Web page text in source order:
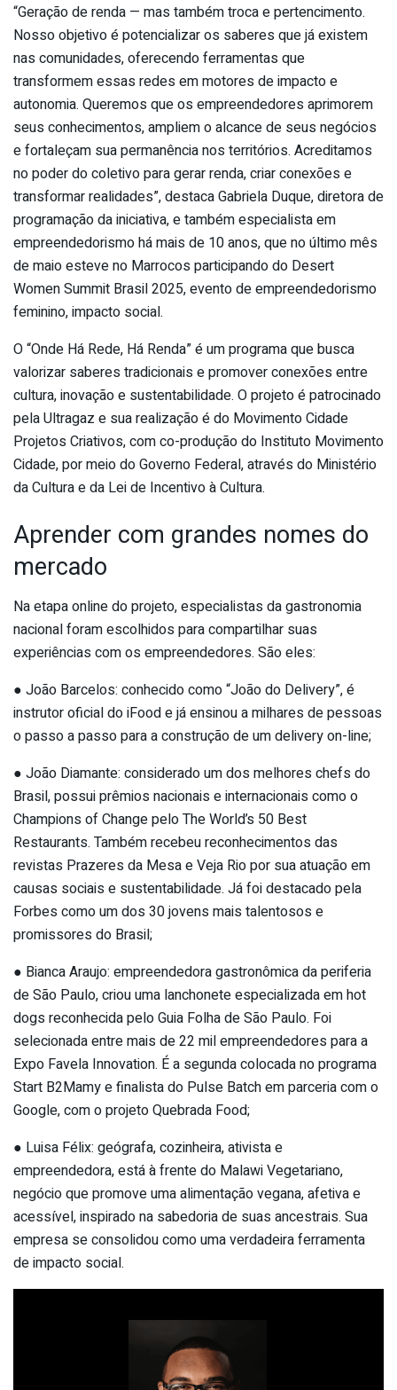
“Geração de renda — mas também troca e pertencimento.
Nosso objetivo é potencializar os saberes que já existem
nas comunidades, oferecendo ferramentas que
transformem essas redes em motores de impacto e
autonomia. Queremos que os empreendedores aprimorem
seus conhecimentos, ampliem o alcance de seus negócios
e fortaleçam sua permanência nos territórios. Acreditamos
no poder do coletivo para gerar renda, criar conexões e
transformar realidades”, destaca Gabriela Duque, diretora de
programação da iniciativa, e também especialista em
empreendedorismo há mais de 10 anos, que no último mês
de maio esteve no Marrocos participando do Desert
Women Summit Brasil 2025, evento de empreendedorismo
feminino, impacto social.
O “Onde Há Rede, Há Renda” é um programa que busca
valorizar saberes tradicionais e promover conexões entre
cultura, inovação e sustentabilidade. O projeto é patrocinado
pela Ultragaz e sua realização é do Movimento Cidade
Projetos Criativos, com co-produção do Instituto Movimento
Cidade, por meio do Governo Federal, através do Ministério
da Cultura e da Lei de Incentivo à Cultura.
Aprender com grandes nomes do
mercado
Na etapa online do projeto, especialistas da gastronomia
nacional foram escolhidos para compartilhar suas
experiências com os empreendedores. São eles:
● João Barcelos: conhecido como “João do Delivery”, é
instrutor oficial do iFood e já ensinou a milhares de pessoas
o passo a passo para a construção de um delivery on-line;
● João Diamante: considerado um dos melhores chefs do
Brasil, possui prêmios nacionais e internacionais como o
Champions of Change pelo The World’s 50 Best
Restaurants. Também recebeu reconhecimentos das
revistas Prazeres da Mesa e Veja Rio por sua atuação em
causas sociais e sustentabilidade. Já foi destacado pela
Forbes como um dos 30 jovens mais talentosos e
promissores do Brasil;
● Bianca Araujo: empreendedora gastronômica da periferia
de São Paulo, criou uma lanchonete especializada em hot
dogs reconhecida pelo Guia Folha de São Paulo. Foi
selecionada entre mais de 22 mil empreendedores para a
Expo Favela Innovation. É a segunda colocada no programa
Start B2Mamy e finalista do Pulse Batch em parceria com o
Google, com o projeto Quebrada Food;
● Luisa Félix: geógrafa, cozinheira, ativista e
empreendedora, está à frente do Malawi Vegetariano,
negócio que promove uma alimentação vegana, afetiva e
acessível, inspirado na sabedoria de suas ancestrais. Sua
empresa se consolidou como uma verdadeira ferramenta
de impacto social.